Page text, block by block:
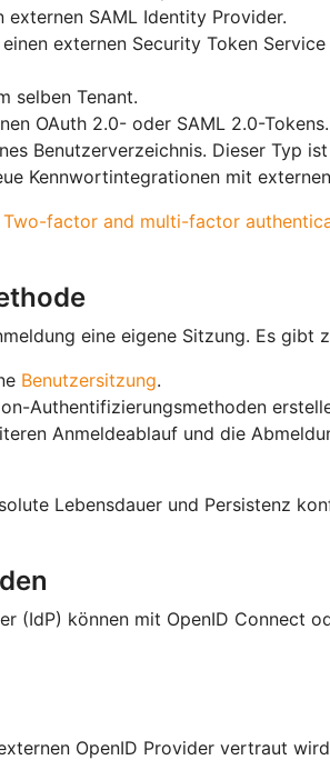
externen SAML Identity Provider.
externen Security Token
selben Tenant.
OAuth 2.0- oder SAML 2.0-Tokens.
Benutzerverzeichnis. Dieser Typ
Kennwortintegrationen mit
Two-factor and multi-factor
eine eigene Sitzung. Es gibt
Benutzersitzung.
Authentifizierungsmethoden
Anmeldeablauf und die
Lebensdauer und Persistenz
(IdP) können mit OpenID Connect
OpenID Provider vertraut